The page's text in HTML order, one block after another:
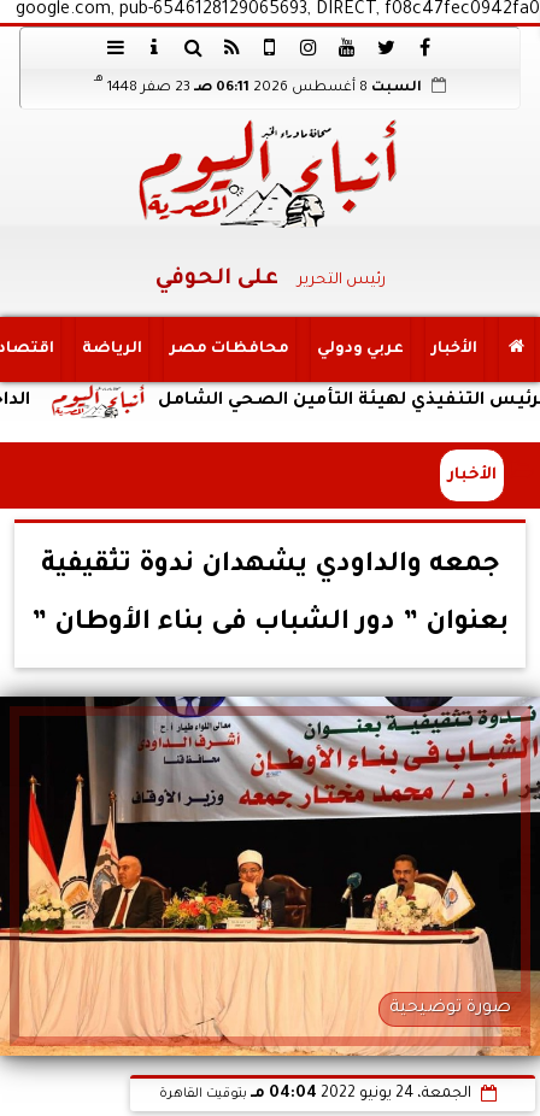
google.com, pub-6546128129065693, DIRECT, f08c47fec0942fa0
السبت 06:11 صـ 23 صفر 1448
هـ
رئيس التحرير على الحوفي
الأخبار عربي ودولي محافظات مصر الرياضة
الداخلية: لهيئة التأمين الصحي الشامل
الأخبار
جمعه والداودي يشهدان ندوة تثقيفية
بعنوان ” دور الشباب فى بناء الأوطان ”
صورة توضيحية
الجمعة، 24 يونيو 2022 04:04 مـ بتوقيت القاهرة